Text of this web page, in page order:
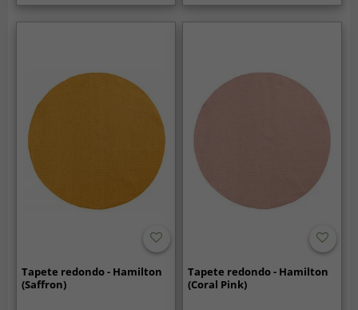
Tapete redondo - Hamilton
(Saffron)
Tapete redondo - Hamilton
(Coral Pink)